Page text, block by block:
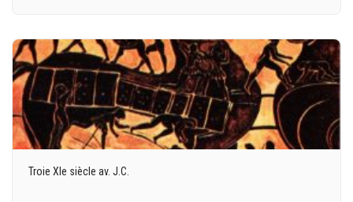
Troie XIe siècle av. J.C.